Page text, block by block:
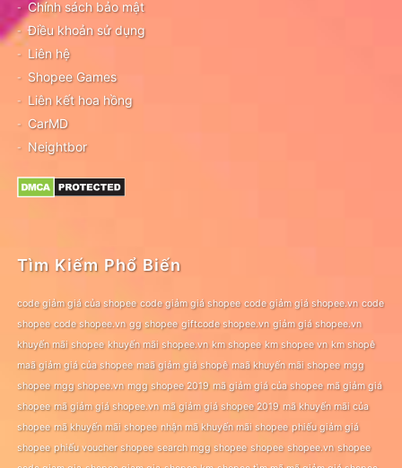
Chính sách bảo mật
Điều khoản sử dụng
Liên hệ
Shopee Games
Liên kết hoa hồng
CarMD
Neightbor
Tìm Kiếm Phổ Biến
code giảm giá của shopee code giảm giá shopee code giảm giá shopee.vn code
shopee code shopee.vn gg shopee giftcode shopee.vn giảm giá shopee.vn
khuyến mãi shopee khuyến mãi shopee.vn km shopee km shopee vn km shopê
maã giảm giá của shopee maã giảm giá shopê maã khuyến mãi shopee mgg
shopee mgg shopee.vn mgg shopee 2019 mã giảm giá của shopee mã giảm giá
shopee mã giảm giá shopee.vn mã giảm giá shopee 2019 mã khuyến mãi của
shopee mã khuyến mãi shopee nhận mã khuyến mãi shopee phiếu giảm giá
shopee phiếu voucher shopee search mgg shopee shopee shopee.vn shopee